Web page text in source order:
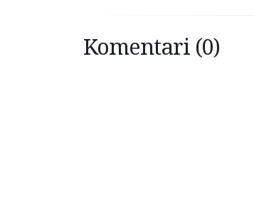
Komentari (0)